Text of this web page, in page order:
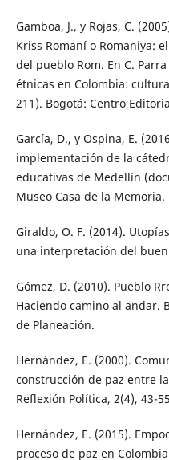
Gamboa, J., y Rojas, C.
Kriss Romaní o Romaniya:
del pueblo Rom. En C.
étnicas en Colombia:
211). Bogotá: Centro
García, D., y Ospina, E.
implementación de la
educativas de Medellín
Museo Casa de la Memoria.
Giraldo, O. F. (2014).
una interpretación del
Gómez, D. (2010). Pueblo
Haciendo camino al andar.
de Planeación.
Hernández, E. (2000).
construcción de paz entre
Reflexión Política, 2(4), 43-
Hernández, E. (2015).
proceso de paz en